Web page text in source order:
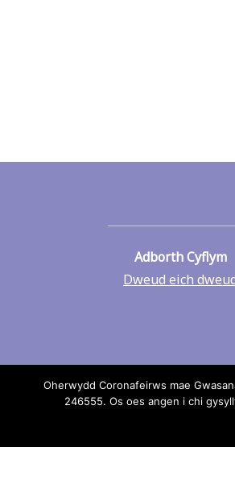
Adborth Cyflym
Dweud eich
Oherwydd Coronafeirws mae
246555. Os oes angen i chi